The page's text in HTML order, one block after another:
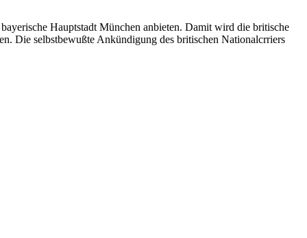
Hauptstadt München anbieten. Damit wird die britische
Die selbstbewußte Ankündigung des britischen Nationalcrriers